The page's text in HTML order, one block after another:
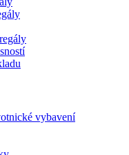
vybavení